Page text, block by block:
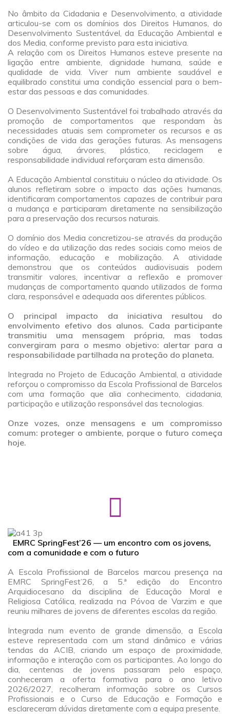
No âmbito da Cidadania e Desenvolvimento, a atividade
articulou-se com os domínios dos Direitos Humanos, do
Desenvolvimento Sustentável, da Educação Ambiental e
dos Media, conforme previsto para esta iniciativa.
A relação com os Direitos Humanos esteve presente na
ligação entre ambiente, dignidade humana, saúde e
qualidade de vida. Viver num ambiente saudável e
equilibrado constitui uma condição essencial para o bem-
estar das pessoas e das comunidades.
O Desenvolvimento Sustentável foi trabalhado através da
promoção de comportamentos que respondam às
necessidades atuais sem comprometer os recursos e as
condições de vida das gerações futuras. As mensagens
sobre água, árvores, plástico, reciclagem e
responsabilidade individual reforçaram esta dimensão.
A Educação Ambiental constituiu o núcleo da atividade. Os
alunos refletiram sobre o impacto das ações humanas,
identificaram comportamentos capazes de contribuir para
a mudança e participaram diretamente na sensibilização
para a preservação dos recursos naturais.
O domínio dos Media concretizou-se através da produção
do vídeo e da utilização das redes sociais como meios de
informação, educação e mobilização. A atividade
demonstrou que os conteúdos audiovisuais podem
transmitir valores, incentivar a reflexão e promover
mudanças de comportamento quando utilizados de forma
clara, responsável e adequada aos diferentes públicos.
O principal impacto da iniciativa resultou do
envolvimento efetivo dos alunos. Cada participante
transmitiu uma mensagem própria, mas todas
convergiram para o mesmo objetivo: alertar para a
responsabilidade partilhada na proteção do planeta.
Integrada no Projeto de Educação Ambiental, a atividade
reforçou o compromisso da Escola Profissional de Barcelos
com uma formação que alia conhecimento, cidadania,
participação e utilização responsável das tecnologias.
Onze vozes, onze mensagens e um compromisso
comum: proteger o ambiente, porque o futuro começa
hoje.
EMRC SpringFest’26 — um encontro com os jovens,
com a comunidade e com o futuro
A Escola Profissional de Barcelos marcou presença na
EMRC SpringFest’26, a 5.ª edição do Encontro
Arquidiocesano da disciplina de Educação Moral e
Religiosa Católica, realizada na Póvoa de Varzim e que
reuniu milhares de jovens de diferentes escolas da região.
Integrada num evento de grande dimensão, a Escola
esteve representada com um stand dinâmico e várias
tendas da ACIB, criando um espaço de proximidade,
informação e interação com os participantes. Ao longo do
dia, centenas de jovens passaram pelo espaço,
conheceram a oferta formativa para o ano letivo
2026/2027, recolheram informação sobre os Cursos
Profissionais e o Curso de Educação e Formação e
esclareceram dúvidas diretamente com a equipa presente.